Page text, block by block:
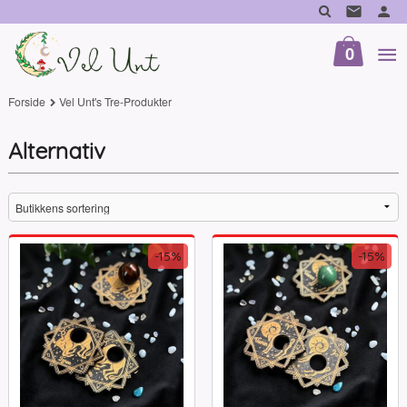
til
innholdet
0
Forside Vel Unt's Tre-Produkter
Alternativ
-15% -15%